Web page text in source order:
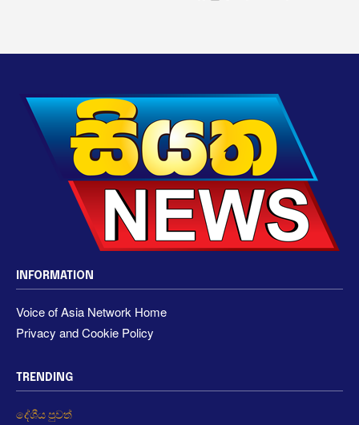
INFORMATION
Voice of Asia Network Home
Privacy and Cookie Policy
TRENDING
දේශීය පුවත්